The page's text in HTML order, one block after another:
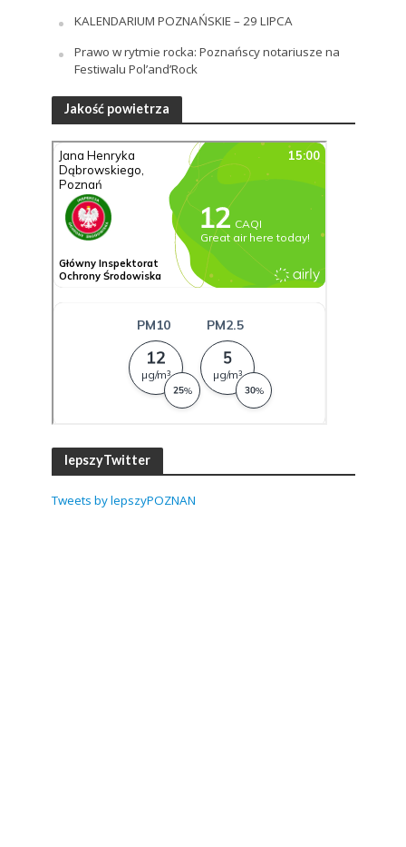
KALENDARIUM POZNAŃSKIE – 29 LIPCA
Prawo w rytmie rocka: Poznańscy notariusze na
Festiwalu Pol’and’Rock
Jakość powietrza
lepszyTwitter
Tweets by lepszyPOZNAN